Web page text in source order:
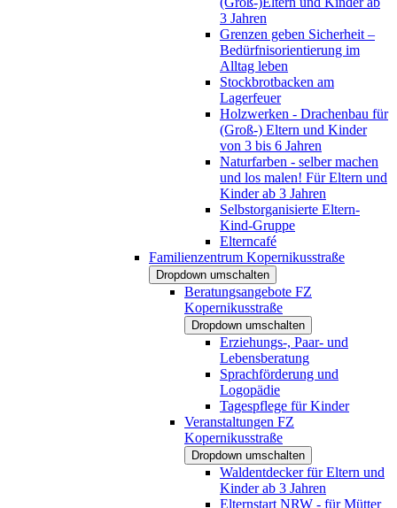
3 Jahren
Grenzen geben Sicherheit –
Bedürfnisorientierung im
Alltag leben
Stockbrotbacken am
Lagerfeuer
Holzwerken - Drachenbau für
(Groß-) Eltern und Kinder
von 3 bis 6 Jahren
Naturfarben - selber machen
und los malen! Für Eltern und
Kinder ab 3 Jahren
Selbstorganisierte Eltern-
Kind-Gruppe
Elterncafé
Familienzentrum Kopernikusstraße
Dropdown umschalten
Beratungsangebote FZ
Kopernikusstraße
Dropdown umschalten
Erziehungs-, Paar- und
Lebensberatung
Sprachförderung und
Logopädie
Tagespflege für Kinder
Veranstaltungen FZ
Kopernikusstraße
Dropdown umschalten
Waldentdecker für Eltern und
Kinder ab 3 Jahren
Elternstart NRW - für Mütter